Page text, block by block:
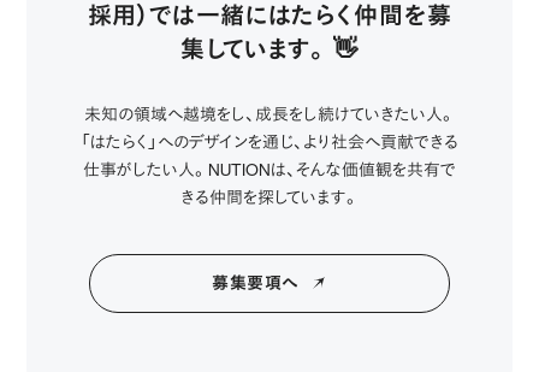
採用）では一緒にはたらく仲間を募
集しています。 👋
未知の領域へ越境をし、成長をし続けていきたい人。
「はたらく」へのデザインを通じ、より社会へ貢献できる
仕事がしたい人。NUTIONは、そんな価値観を共有で
きる仲間を探しています。
募集要項へ